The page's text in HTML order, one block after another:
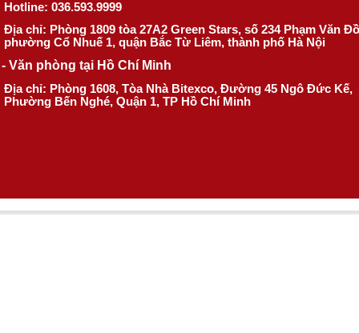
Hotline: 036.593.9999
Địa chỉ: Phòng 1809 tòa 27A2 Green Stars, số 234 Phạm Văn
phường Cổ Nhuế 1, quận Bắc Từ Liêm, thành phố Hà Nội
- Văn phòng tại Hồ Chí Minh
Địa chỉ: Phòng 1608, Tòa Nhà Bitexco, Đường 45 Ngô Đức Kế,
Phường Bến Nghé, Quận 1, TP Hồ Chí Minh